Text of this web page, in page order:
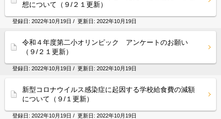
想について（９/２１更新）
登録日: 2022年10月19日 / 更新日: 2022年10月19日
令和４年度第二小オリンピック アンケートのお願い
（９/２１更新）
登録日: 2022年10月19日 / 更新日: 2022年10月19日
新型コロナウイルス感染症に起因する学校給食費の減額
について（９/１更新）
登録日: 2022年10月19日 / 更新日: 2022年10月19日